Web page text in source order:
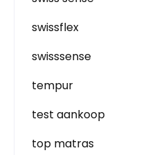
swissflex
swisssense
tempur
test aankoop
top matras